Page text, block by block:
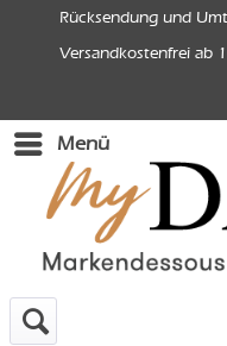
Rücksendung und
Versandkostenfrei ab
Menü